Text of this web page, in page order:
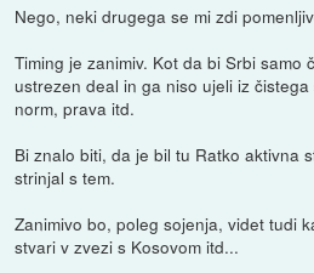
Nego, neki drugega se mi zdi
Timing je zanimiv. Kot da bi Srbi samo
ustrezen deal in ga niso ujeli iz
norm, prava itd.
Bi znalo biti, da je bil tu Ratko aktivna
strinjal s tem.
Zanimivo bo, poleg sojenja, videt tudi
stvari v zvezi s Kosovom itd...